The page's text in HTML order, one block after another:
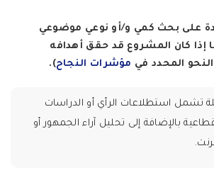
على بحث كمي و/أو نوعي موضوعي
إذا كان المشروع قد حقق أهدافه
المحدد في مؤشرات النجاح).
تشمل استطلاعات الرأي أو الدراسات
بالإضافة إلى تحليل آراء الجمهور أو